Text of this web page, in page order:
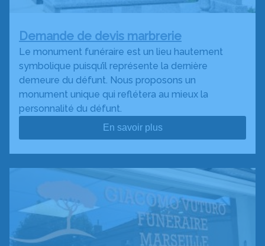
Demande de devis marbrerie
Le monument funéraire est un lieu hautement
symbolique puisqu’il représente la dernière
demeure du défunt. Nous proposons un
monument unique qui reflétera au mieux la
personnalité du défunt.
En savoir plus